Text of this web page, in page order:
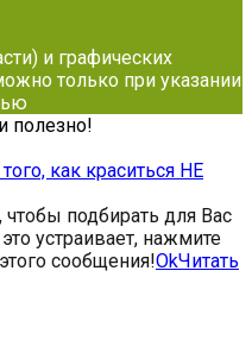
и графических
только при указании
полезно!
как краситься НЕ
подбирать для Вас
устраивает, нажмите
сообщения!OkЧитать